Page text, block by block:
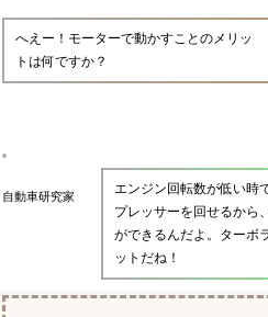
へえー！モーターで動かすことのメリッ
トは何ですか？
自動車研究家
エンジン回転数が低い時
プレッサーを回せるから
ができるんだよ。ターボ
ットだね！